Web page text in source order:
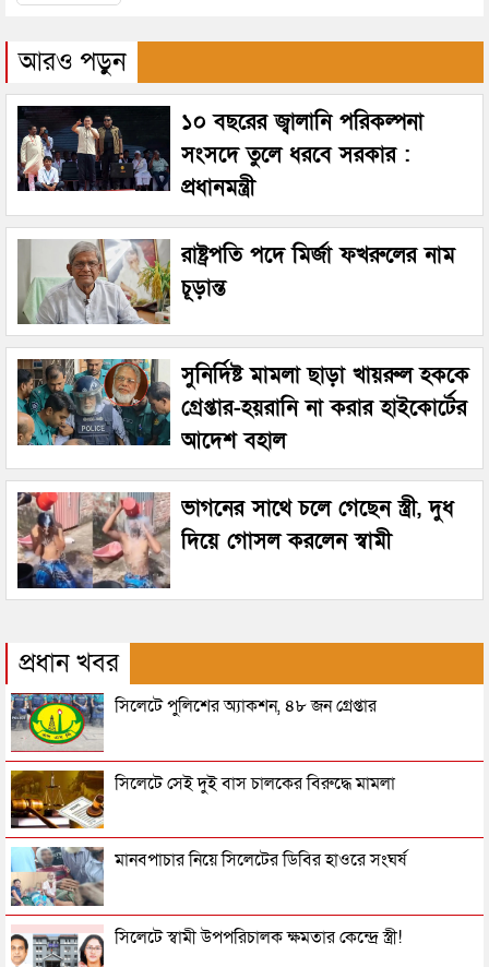
আরও পড়ুন
১০ বছরের জ্বালানি পরিকল্পনা
সংসদে তুলে ধরবে সরকার :
প্রধানমন্ত্রী
রাষ্ট্রপতি পদে মির্জা ফখরুলের নাম
চূড়ান্ত
সুনির্দিষ্ট মামলা ছাড়া খায়রুল হককে
গ্রেপ্তার-হয়রানি না করার হাইকোর্টের
আদেশ বহাল
ভাগনের সাথে চলে গেছেন স্ত্রী, দুধ
দিয়ে গোসল করলেন স্বামী
প্রধান খবর
সিলেটে পুলিশের অ্যাকশন, ৪৮ জন গ্রেপ্তার
সিলেটে সেই দুই বাস চালকের বিরুদ্ধে মামলা
মানবপাচার নিয়ে সিলেটের ডিবির হাওরে সংঘর্ষ
সিলেটে স্বামী উপপরিচালক ক্ষমতার কেন্দ্রে স্ত্রী!